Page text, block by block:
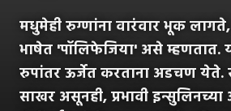
मधुमेही रुग्णांना वारंवार भूक
भाषेत 'पॉलिफेजिया' असे म्हणतात.
रुपांतर ऊर्जेत करताना अडचण येते.
साखर असूनही, प्रभावी इन्सुलिनच्या